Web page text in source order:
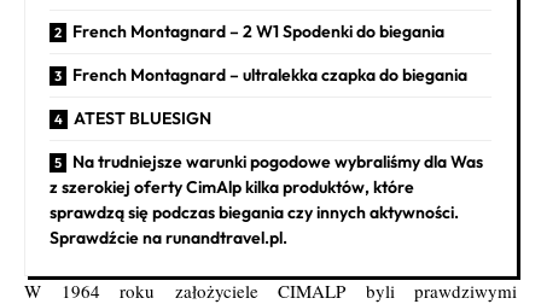
French Montagnard – 2 W1 Spodenki do biegania
French Montagnard – ultralekka czapka do biegania
ATEST BLUESIGN
Na trudniejsze warunki pogodowe wybraliśmy dla Was
z szerokiej oferty CimAlp kilka produktów, które
sprawdzą się podczas biegania czy innych aktywności.
Sprawdźcie na runandtravel.pl.
W 1964 roku założyciele CIMALP byli prawdziwymi